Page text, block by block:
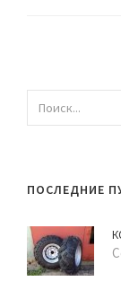
ПОСЛЕДНИЕ